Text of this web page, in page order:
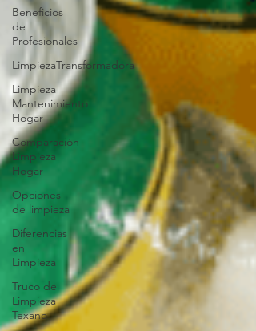
Beneficios
de
Profesionales
LimpiezaTransformadora
Limpieza
Mantenimiento
Hogar
Comparación
Limpieza
Hogar
Opciones
de limpieza
Diferencias
en
Limpieza
Truco de
Limpieza
Texano